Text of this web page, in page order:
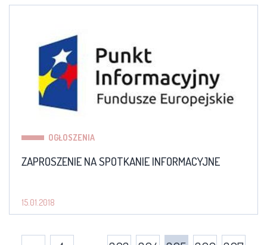
OGŁOSZENIA
ZAPROSZENIE NA SPOTKANIE INFORMACYJNE
15.01.2018